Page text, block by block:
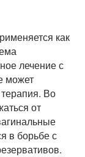
как
лечение с
может
Во
от
в борьбе с